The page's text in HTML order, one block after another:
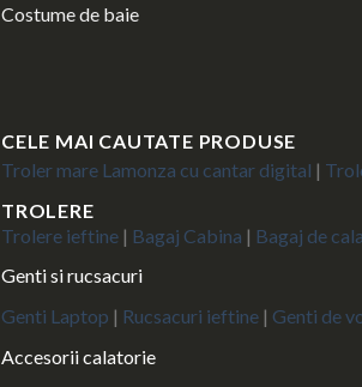
Costume de baie
CELE MAI CAUTATE PRODUSE
Troler mare Lamonza cu cantar digital |
TROLERE
Trolere ieftine | Bagaj Cabina | Bagaj de cala
Genti si rucsacuri
Genti Laptop | Rucsacuri ieftine | Genti de
Accesorii calatorie